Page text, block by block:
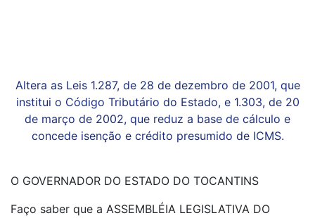
Altera as Leis 1.287, de 28 de dezembro de 2001, que
institui o Código Tributário do Estado, e 1.303, de 20
de março de 2002, que reduz a base de cálculo e
concede isenção e crédito presumido de ICMS.
O GOVERNADOR DO ESTADO DO TOCANTINS
Faço saber que a ASSEMBLÉIA LEGISLATIVA DO